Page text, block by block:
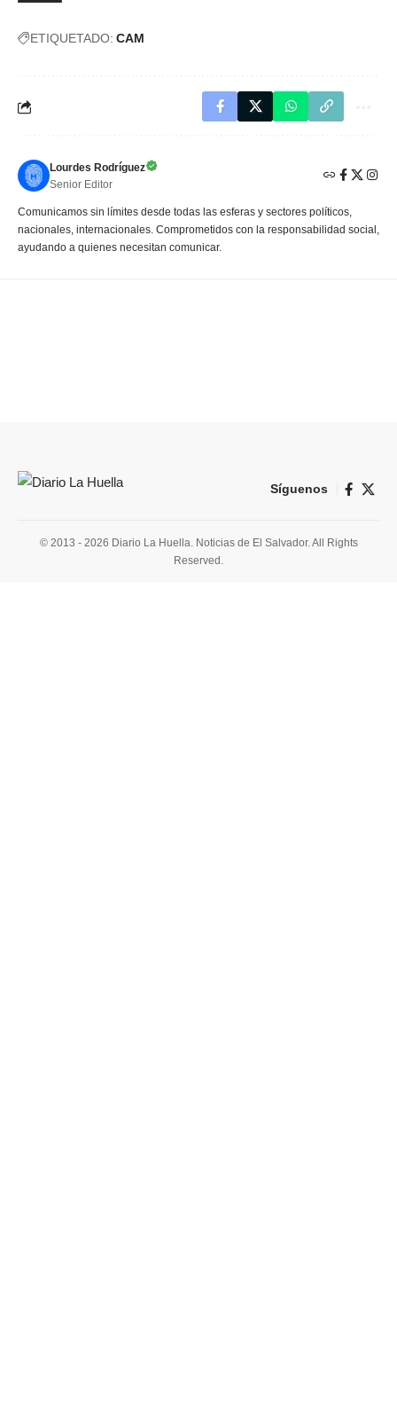
ETIQUETADO: CAM
Lourdes Rodríguez
Senior Editor
Comunicamos sin límites desde todas las esferas y sectores políticos,
nacionales, internacionales. Comprometidos con la responsabilidad social,
ayudando a quienes necesitan comunicar.
Síguenos
© 2013 - 2026 Diario La Huella. Noticias de El Salvador. All Rights
Reserved.